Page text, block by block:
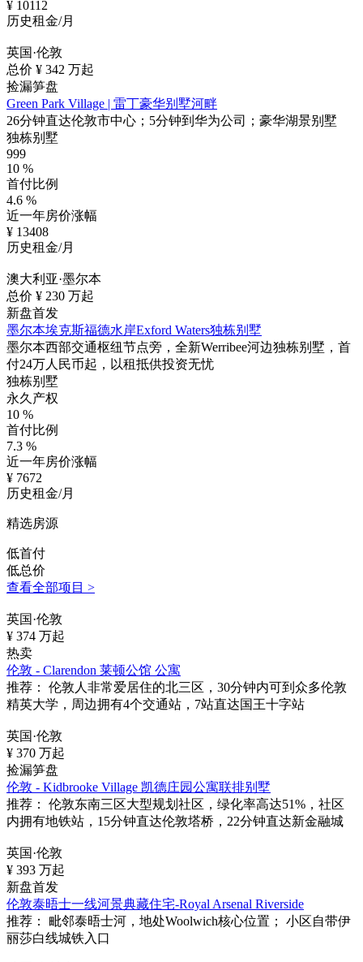
¥ 10112
历史租金/月
英国·伦敦
总价 ¥ 342 万起
捡漏笋盘
Green Park Village | 雷丁豪华别墅河畔
26分钟直达伦敦市中心；5分钟到华为公司；豪华湖景别墅
独栋别墅
999
10 %
首付比例
4.6 %
近一年房价涨幅
¥ 13408
历史租金/月
澳大利亚·墨尔本
总价 ¥ 230 万起
新盘首发
墨尔本埃克斯福德水岸Exford Waters独栋别墅
墨尔本西部交通枢纽节点旁，全新Werribee河边独栋别墅，首
付24万人民币起，以租抵供投资无忧
独栋别墅
永久产权
10 %
首付比例
7.3 %
近一年房价涨幅
¥ 7672
历史租金/月
精选房源
低首付
低总价
查看全部项目 >
英国·伦敦
¥ 374 万起
热卖
伦敦 - Clarendon 莱顿公馆 公寓
推荐：
伦敦人非常爱居住的北三区，30分钟内可到众多伦敦
精英大学，周边拥有4个交通站，7站直达国王十字站
英国·伦敦
¥ 370 万起
捡漏笋盘
伦敦 - Kidbrooke Village 凯德庄园公寓联排别墅
推荐：
伦敦东南三区大型规划社区，绿化率高达51%，社区
内拥有地铁站，15分钟直达伦敦塔桥，22分钟直达新金融城
英国·伦敦
¥ 393 万起
新盘首发
伦敦泰晤士一线河景典藏住宅-Royal Arsenal Riverside
推荐：
毗邻泰晤士河，地处Woolwich核心位置； 小区自带伊
丽莎白线城铁入口